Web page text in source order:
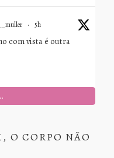
· 5h
com vista é outra
O CORPO NÃO